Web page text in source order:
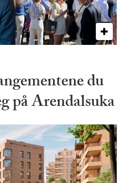
du
på Arendalsuka